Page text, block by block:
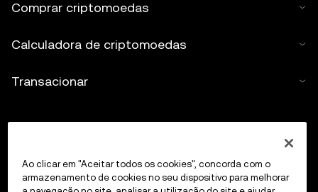
Comprar criptomoedas
Calculadora de criptomoedas
Transacionar
Ao clicar em "Aceitar todos os cookies", concorda com o
armazenamento de cookies no seu dispositivo para melhorar